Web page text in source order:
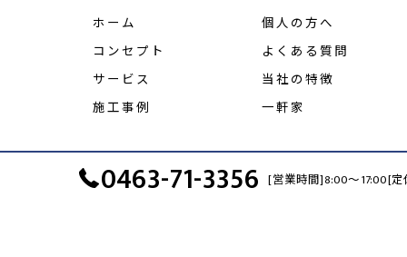
0463-71-3356 [営業時間]8:00～17:00[
ホーム
コンセプト
サービス
施工事例
個人の方へ
よくある質問
当社の特徴
一軒家